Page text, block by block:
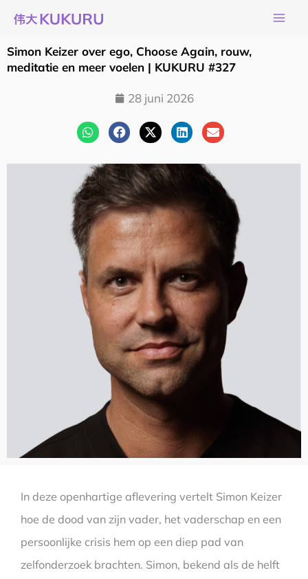
naar
de
inhoud
Simon Keizer over ego, Choose Again, rouw,
meditatie en meer voelen | KUKURU #327
28 juni 2026
In deze openhartige aflevering vertelt Simon Keizer
hoe de dood van zijn vader, het vaderschap en een
persoonlijke crisis hem op een diep pad van
zelfonderzoek brachten. Simon, bekend als de helft